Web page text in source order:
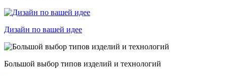
Дизайн по вашей идее
Большой выбор типов изделий и технологий